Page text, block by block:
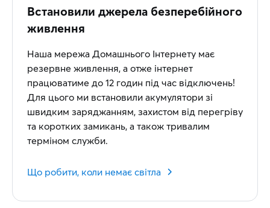
Встановили джерела безперебійного
живлення
Наша мережа Домашнього Інтернету має
резервне живлення, а отже інтернет
працюватиме до 12 годин під час відключень!
Для цього ми встановили акумулятори зі
швидким заряджанням, захистом від перегріву
та коротких замикань, а також тривалим
терміном служби.
Що робити, коли немає світла